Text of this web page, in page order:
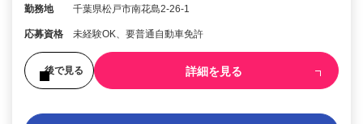
勤務地 千葉県松戸市南花島2-26-1
応募資格 未経験OK、要普通自動車免許
後で見る 詳細を見る